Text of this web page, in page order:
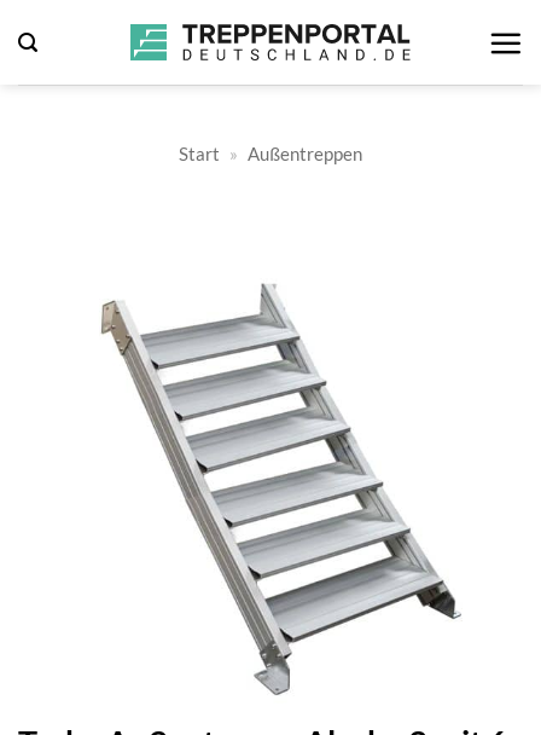
Inhalt
springen
Start » Außentreppen